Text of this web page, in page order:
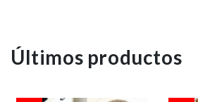
Últimos productos